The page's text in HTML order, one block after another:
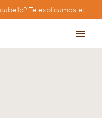
Te explicamos el